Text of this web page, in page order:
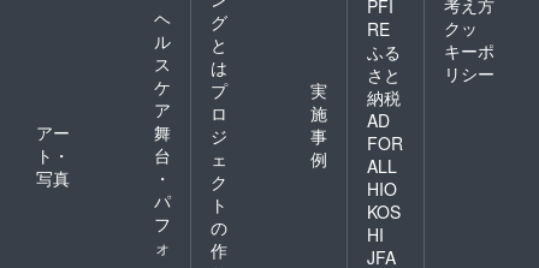
ヘ
ル
ス
ケ
ア
アー
ト・
写真
舞
台
・
パ
フ
ォ
グ
と
は
プ
ロ
ジ
ェ
ク
ト
の
作
実
施
事
例
PFI
RE
ふる
さと
納税
AD
FOR
ALL
HIO
KOS
HI
JFA
考え方
クッ
キーポ
リシー